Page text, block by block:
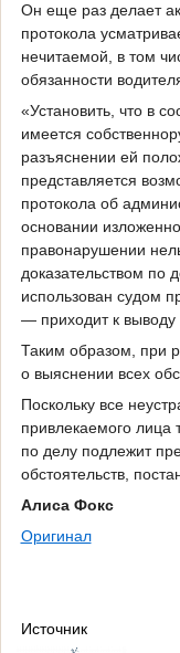
Он еще раз делает
протокола
нечитаемой, в том
обязанности
«Установить, что в
имеется
разъяснении ей
представляется
протокола об
основании
правонарушении
доказательством по
использован судом
— приходит к выводу
Таким образом, при
о выяснении всех
Поскольку все
привлекаемого лица
по делу подлежит
обстоятельств,
Алиса Фокс
Оригинал
Источник